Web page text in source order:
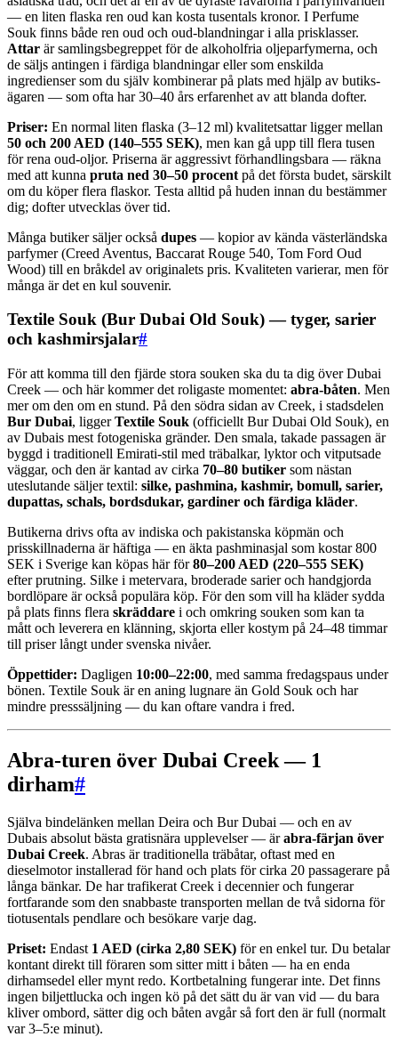
— en liten flaska ren oud kan kosta tusentals kronor. I Perfume
Souk finns både ren oud och oud-blandningar i alla prisklasser.
Attar är samlingsbegreppet för de alkohol­fria olje­parfymerna, och
de säljs antingen i färdiga blandningar eller som enskilda
ingredienser som du själv kombinerar på plats med hjälp av butiks­
ägaren — som ofta har 30–40 års erfarenhet av att blanda dofter.
Priser: En normal liten flaska (3–12 ml) kvalitets­attar ligger mellan
50 och 200 AED (140–555 SEK), men kan gå upp till flera tusen
för rena oud-oljor. Priserna är aggressivt förhandlings­bara — räkna
med att kunna pruta ned 30–50 procent på det första budet, särskilt
om du köper flera flaskor. Testa alltid på huden innan du bestämmer
dig; dofter utvecklas över tid.
Många butiker säljer också dupes — kopior av kända västerländska
parfymer (Creed Aventus, Baccarat Rouge 540, Tom Ford Oud
Wood) till en bråkdel av originalets pris. Kvaliteten varierar, men för
många är det en kul souvenir.
Textile Souk (Bur Dubai Old Souk) — tyger, sarier
och kashmir­sjalar#
För att komma till den fjärde stora souken ska du ta dig över Dubai
Creek — och här kommer det roligaste momentet: abra-båten. Men
mer om den om en stund. På den södra sidan av Creek, i stadsdelen
Bur Dubai, liggerTextile Souk (officiellt Bur Dubai Old Souk), en
av Dubais mest fotogeniska gränder. Den smala, takade passagen är
byggd i traditionell Emirati-stil med trä­balkar, lyktor och vit­putsade
väggar, och den är kantad av cirka 70–80 butiker som nästan
uteslutande säljer textil: silke, pashmina, kashmir, bomull, sarier,
dupattas, schals, bordsdukar, gardiner och färdiga kläder.
Butikerna drivs ofta av indiska och pakistanska köpmän och
prisskillnaderna är häftiga — en äkta pashmina­sjal som kostar 800
SEK i Sverige kan köpas här för80–200 AED (220–555 SEK)
efter prutning. Silke i meter­vara, broderade sarier och handgjorda
bord­löpare är också populära köp. För den som vill ha kläder sydda
på plats finns flera skräddare i och omkring souken som kan ta
mått och leverera en klänning, skjorta eller kostym på 24–48 timmar
till priser långt under svenska nivåer.
Öppettider: Dagligen 10:00–22:00, med samma fredags­paus under
bönen. Textile Souk är en aning lugnare än Gold Souk och har
mindre press­säljning — du kan oftare vandra i fred.
Abra-turen över Dubai Creek — 1
dirham#
Själva binde­länken mellan Deira och Bur Dubai — och en av
Dubais absolut bästa gratis­nära upplevelser — ärabra-färjan över
Dubai Creek. Abras är traditionella trä­båtar, oftast med en
dieselmotor installerad för hand och plats för cirka 20 passagerare på
långa bänkar. De har trafikerat Creek i decennier och fungerar
fortfarande som den snabbaste trans­porten mellan de två sidorna för
tiotusentals pendlare och besökare varje dag.
Priset: Endast 1 AED (cirka 2,80 SEK) för en enkel tur. Du betalar
kontant direkt till föraren som sitter mitt i båten — ha en enda
dirhamsedel eller mynt redo. Kortbetalning fungerar inte. Det finns
ingen biljettlucka och ingen kö på det sätt du är van vid — du bara
kliver ombord, sätter dig och båten avgår så fort den är full (normalt
var 3–5:e minut).